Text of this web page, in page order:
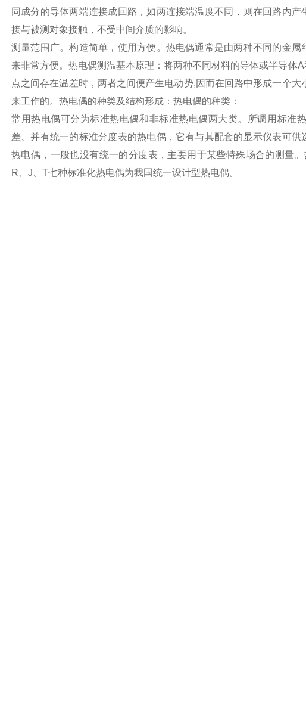
同成分的导体两端连接成回路，如两连接端温度不同，则在回路内
接与被测对象接触，不受中间介质的影响。
测量范围广。构造简单，使用方便。热电偶通常是由两种不同的金
来非常方便。热电偶测温基本原理：将两种不同材料的导体或半导体
点之间存在温差时，两者之间便产生电动势,因而在回路中形成一个
来工作的。热电偶的种类及结构形成：热电偶的种类：
常用热电偶可分为标准热电偶和非标准热电偶两大类。所调用标准
差、并有统一的标准分度表的热电偶，它有与其配套的显示仪表可
热电偶，一般也没有统一的分度表，主要用于某些特殊场合的测量
R、J、T七种标准化热电偶为我国统一设计型热电偶。